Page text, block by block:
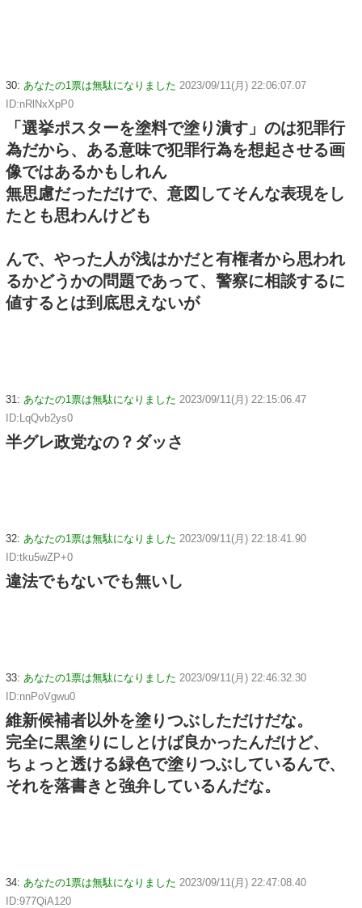
30: あなたの1票は無駄になりました 2023/09/11(月) 22:06:07.07
ID:nRlNxXpP0
「選挙ポスターを塗料で塗り潰す」のは犯罪行
為だから、ある意味で犯罪行為を想起させる画
像ではあるかもしれん
無思慮だっただけで、意図してそんな表現をし
たとも思わんけども
んで、やった人が浅はかだと有権者から思われ
るかどうかの問題であって、警察に相談するに
値するとは到底思えないが
31: あなたの1票は無駄になりました 2023/09/11(月) 22:15:06.47
ID:LqQvb2ys0
半グレ政党なの？ダッさ
32: あなたの1票は無駄になりました 2023/09/11(月) 22:18:41.90
ID:tku5wZP+0
違法でもないでも無いし
33: あなたの1票は無駄になりました 2023/09/11(月) 22:46:32.30
ID:nnPoVgwu0
維新候補者以外を塗りつぶしただけだな。
完全に黒塗りにしとけば良かったんだけど、
ちょっと透ける緑色で塗りつぶしているんで、
それを落書きと強弁しているんだな。
34: あなたの1票は無駄になりました 2023/09/11(月) 22:47:08.40
ID:977QiA120